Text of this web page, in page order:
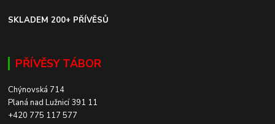
SKLADEM 200+ PŘÍVĚSŮ
PŘÍVĚSY TÁBOR
Chýnovská 714
Planá nad Lužnicí 391 11
+420 775 117 577